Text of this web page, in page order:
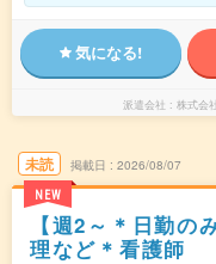
気になる!
派遣会社 株式会
未読
NEW
掲載日 2026/08/07
【週2～＊日勤の
理など＊看護師